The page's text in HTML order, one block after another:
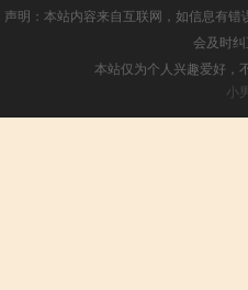
声明：本站内容来自互联网，如信息有
会及时
本站仅为个人兴趣爱好，
小